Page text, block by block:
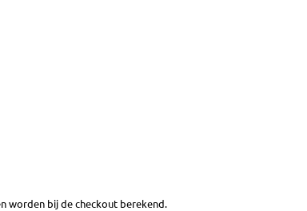
worden bij de checkout berekend.